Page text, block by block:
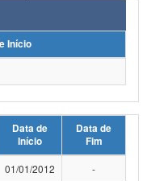
Início
Data de
Início
Data de
Fim
01/01/2012 -